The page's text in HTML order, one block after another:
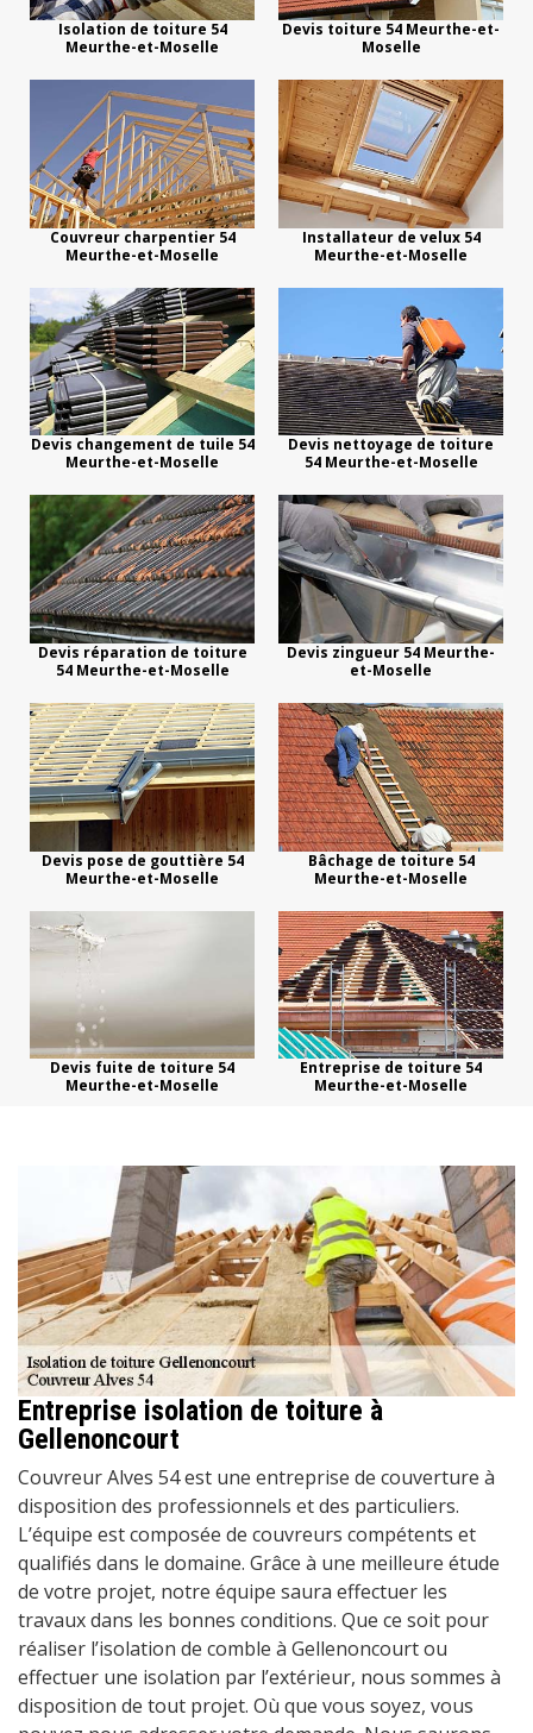
Isolation de toiture 54
Meurthe-et-Moselle
Devis toiture 54 Meurthe-et-
Moselle
Couvreur charpentier 54
Meurthe-et-Moselle
Installateur de velux 54
Meurthe-et-Moselle
Devis changement de tuile 54
Meurthe-et-Moselle
Devis nettoyage de toiture
54 Meurthe-et-Moselle
Devis réparation de toiture
54 Meurthe-et-Moselle
Devis zingueur 54 Meurthe-
et-Moselle
Devis pose de gouttière 54
Meurthe-et-Moselle
Bâchage de toiture 54
Meurthe-et-Moselle
Devis fuite de toiture 54
Meurthe-et-Moselle
Entreprise de toiture 54
Meurthe-et-Moselle
Entreprise isolation de toiture à
Gellenoncourt
Couvreur Alves 54 est une entreprise de couverture à
disposition des professionnels et des particuliers.
L’équipe est composée de couvreurs compétents et
qualifiés dans le domaine. Grâce à une meilleure étude
de votre projet, notre équipe saura effectuer les
travaux dans les bonnes conditions. Que ce soit pour
réaliser l’isolation de comble à Gellenoncourt ou
effectuer une isolation par l’extérieur, nous sommes à
disposition de tout projet. Où que vous soyez, vous